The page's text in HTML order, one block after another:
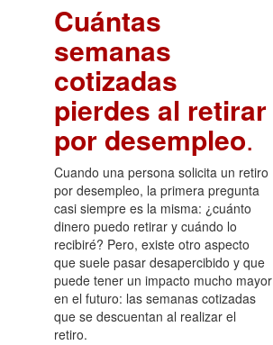
Cuántas
semanas
cotizadas
pierdes al retirar
por desempleo.
Cuando una persona solicita un retiro
por desempleo, la primera pregunta
casi siempre es la misma: ¿cuánto
dinero puedo retirar y cuándo lo
recibiré? Pero, existe otro aspecto
que suele pasar desapercibido y que
puede tener un impacto mucho mayor
en el futuro: las semanas cotizadas
que se descuentan al realizar el
retiro.